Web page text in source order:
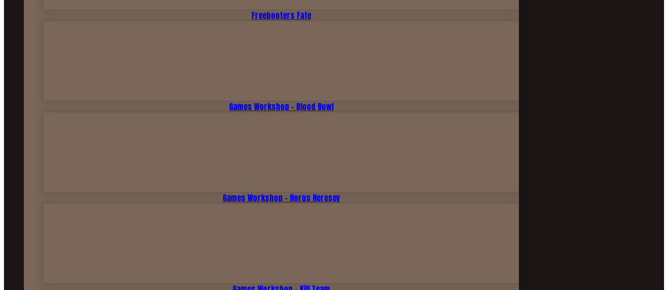
Freebooters Fate
Games Workshop - Blood Bowl
Games Workshop - Horus Heresey